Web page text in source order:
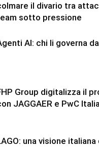
il divario tra
sotto pressione
AI: chi li governa
Group digitalizza il
JAGGAER e PwC
una visione